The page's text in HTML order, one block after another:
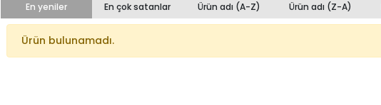
En yeniler En çok satanlar Ürün adı (A-Z) Ürün adı (Z-A)
Ürün bulunamadı.